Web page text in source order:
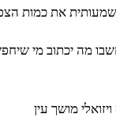
את כמות
מה יכתוב מי